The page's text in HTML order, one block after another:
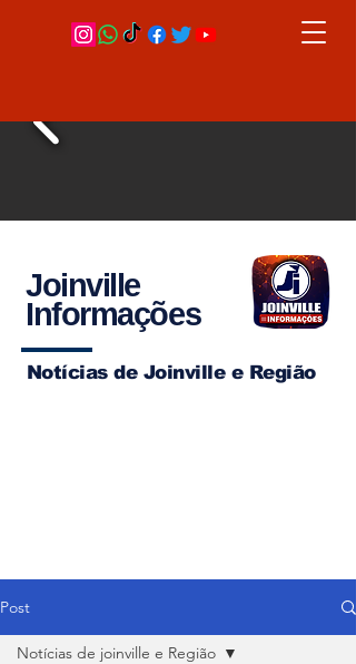
Joinville
Informações
Notícias de Joinville e Região
Post
Notícias de joinville e Região